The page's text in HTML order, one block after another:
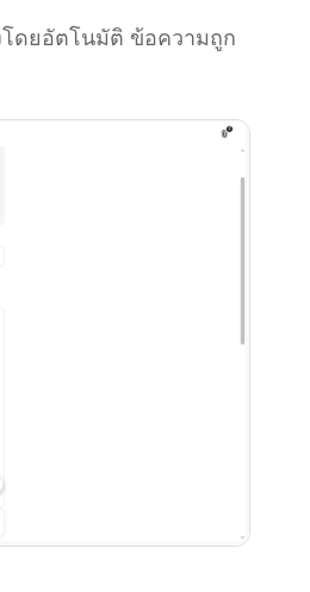
โดยอัตโนมัติ ข้อความถูก